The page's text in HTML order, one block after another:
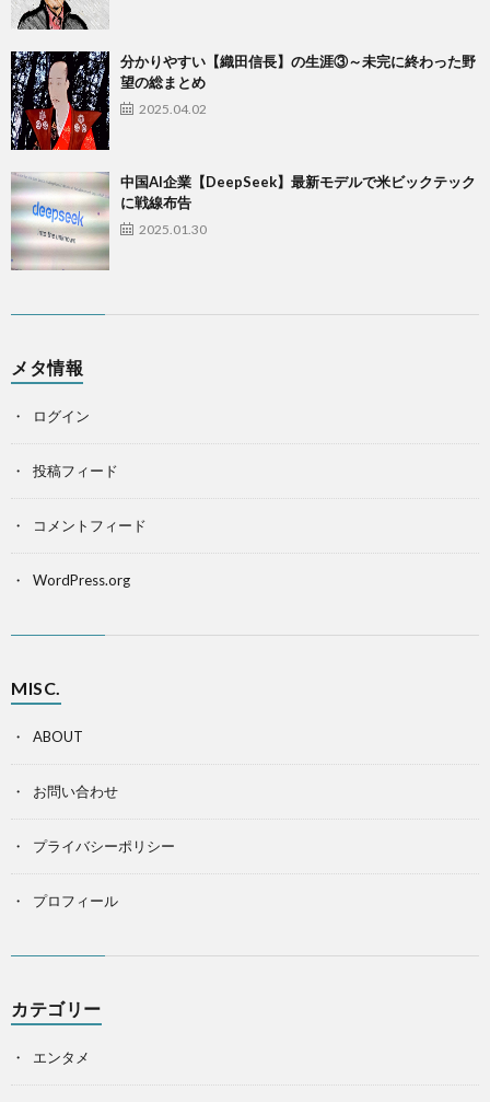
​分かりやすい【織田信長】の生涯③～未完に終わった野
望の総まとめ
2025.04.02
中国AI企業【DeepSeek】最新モデルで米ビックテック
に戦線布告
2025.01.30
メタ情報
ログイン
投稿フィード
コメントフィード
WordPress.org
MISC.
ABOUT
お問い合わせ
プライバシーポリシー
プロフィール
カテゴリー
エンタメ